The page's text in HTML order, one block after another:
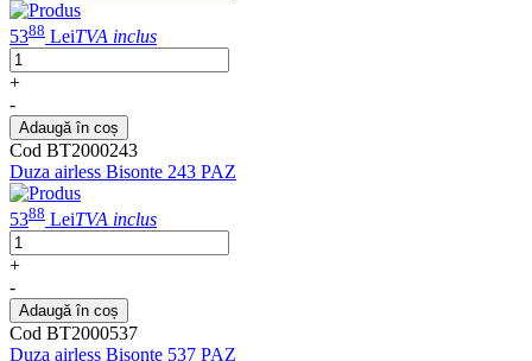
5388 LeiTVA inclus
+
-
Adaugă în coș
Cod BT2000243
Duza airless Bisonte 243 PAZ
5388 LeiTVA inclus
+
-
Adaugă în coș
Cod BT2000537
Duza airless Bisonte 537 PAZ